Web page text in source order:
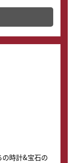
の時計&宝石の